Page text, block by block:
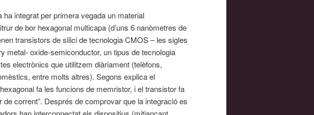
ha integrat per primera vegada un material
de bor hexagonal multicapa (d’uns 6 nanòmetres de
transistors de silici de tecnologia CMOS – les sigles
metal- oxide-semiconductor, un tipus de tecnologia
electrònics que utilitzem diàriament (telèfons,
entre molts altres). Segons explica el
fa les funcions de memristor, i el transistor fa
corrent”. Després de comprovar que la integració es